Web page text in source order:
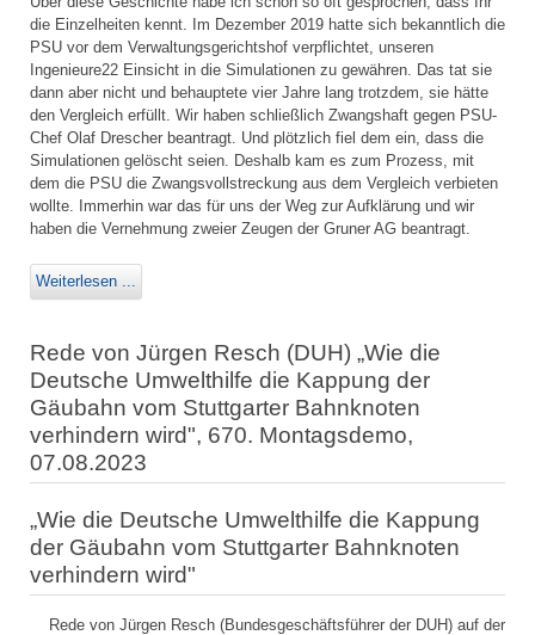
die Einzelheiten kennt. Im Dezember 2019 hatte sich bekanntlich die
PSU vor dem Verwaltungsgerichtshof verpflichtet, unseren
Ingenieure22 Einsicht in die Simulationen zu gewähren. Das tat sie
dann aber nicht und behauptete vier Jahre lang trotzdem, sie hätte
den Vergleich erfüllt. Wir haben schließlich Zwangshaft gegen PSU-
Chef Olaf Drescher beantragt. Und plötzlich fiel dem ein, dass die
Simulationen gelöscht seien. Deshalb kam es zum Prozess, mit
dem die PSU die Zwangsvollstreckung aus dem Vergleich verbieten
wollte. Immerhin war das für uns der Weg zur Aufklärung und wir
haben die Vernehmung zweier Zeugen der Gruner AG beantragt.
Weiterlesen ...
Rede von Jürgen Resch (DUH) „Wie die
Deutsche Umwelthilfe die Kappung der
Gäubahn vom Stuttgarter Bahnknoten
verhindern wird", 670. Montagsdemo,
07.08.2023
„Wie die Deutsche Umwelthilfe die Kappung
der Gäubahn vom Stuttgarter Bahnknoten
verhindern wird"
Rede von Jürgen Resch (Bundesgeschäftsführer der DUH) auf der